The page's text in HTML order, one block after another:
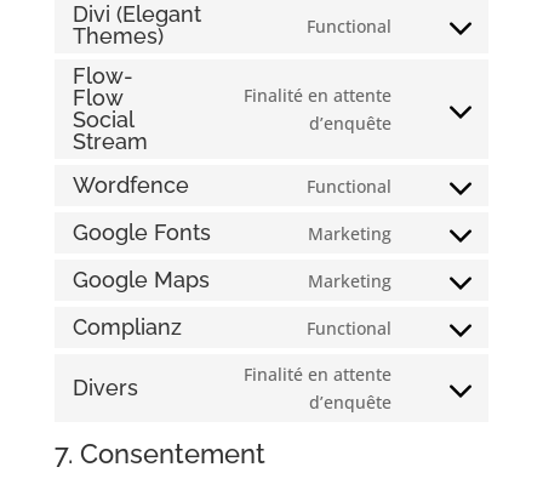
recaptcha
service
Divi (Elegant
Themes)
Functional
Consent
themes)
Flow-
Flow
Social
Stream
Finalité en attente
d’enquête
Consent
service
stream
Wordfence Functional
Consent
wordfence
Google Fonts Marketing
Consent
google-
Google Maps Marketing
Consent
Complianz Functional
Consent
service
Divers
Finalité en attente
d’enquête
Consent
7. Consentement